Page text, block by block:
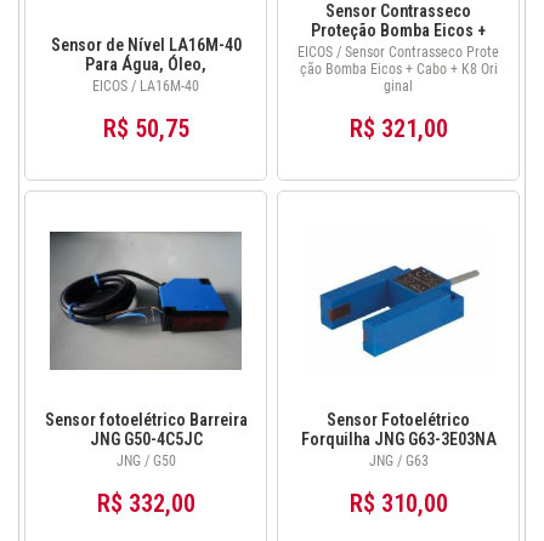
Sensor de Nível LA16M-40
Para Água, Óleo,
Combustíveis e
EICOS / LA16M-40
R$ 50,75
Sensor Contrasseco
Proteção Bomba Eicos +
Cabo 2m + K8 Original
EICOS / Sensor Contrasseco Prote
ção Bomba Eicos + Cabo + K8 Ori
ginal
R$ 321,00
Sensor fotoelétrico Barreira
JNG G50-4C5JC
JNG / G50
R$ 332,00
Sensor Fotoelétrico
Forquilha JNG G63-3E03NA
JNG / G63
R$ 310,00